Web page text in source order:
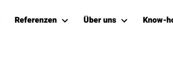
Referenzen Über uns Know-